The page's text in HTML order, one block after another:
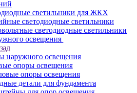
светильники для ЖКХ
светодиодные светильники
светодиодные светильники
освещения
наружного освещения
опоры освещения
опоры освещения
детали для фундамента